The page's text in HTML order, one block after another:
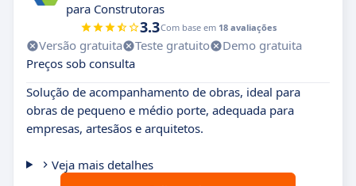
para Construtoras
3.3Com base em 18 avaliações
Versão gratuita Teste gratuito
Demo gratuita
Preços sob consulta
Solução de acompanhamento de obras, ideal para
obras de pequeno e médio porte, adequada para
empresas, artesãos e arquitetos.
Veja mais detalhes